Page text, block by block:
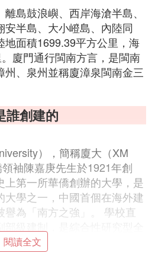
島鼓浪嶼、西岸海滄半島、
半島、大小嶝島、內陸同
地面積1699.39平方公里，海
廈門通行閩南方言，是閩南
、泉州並稱廈漳泉閩南金三
誰創建的
），簡稱廈大（XM
袖陳嘉庚先生於1921年創
第一所華僑創辦的大學，是
大學之一，中國首個在海外建
譽為「南方之強」。 學校直
國家國防科技工業局、福建省
國家「雙一流」世界一流大學
閱讀全文